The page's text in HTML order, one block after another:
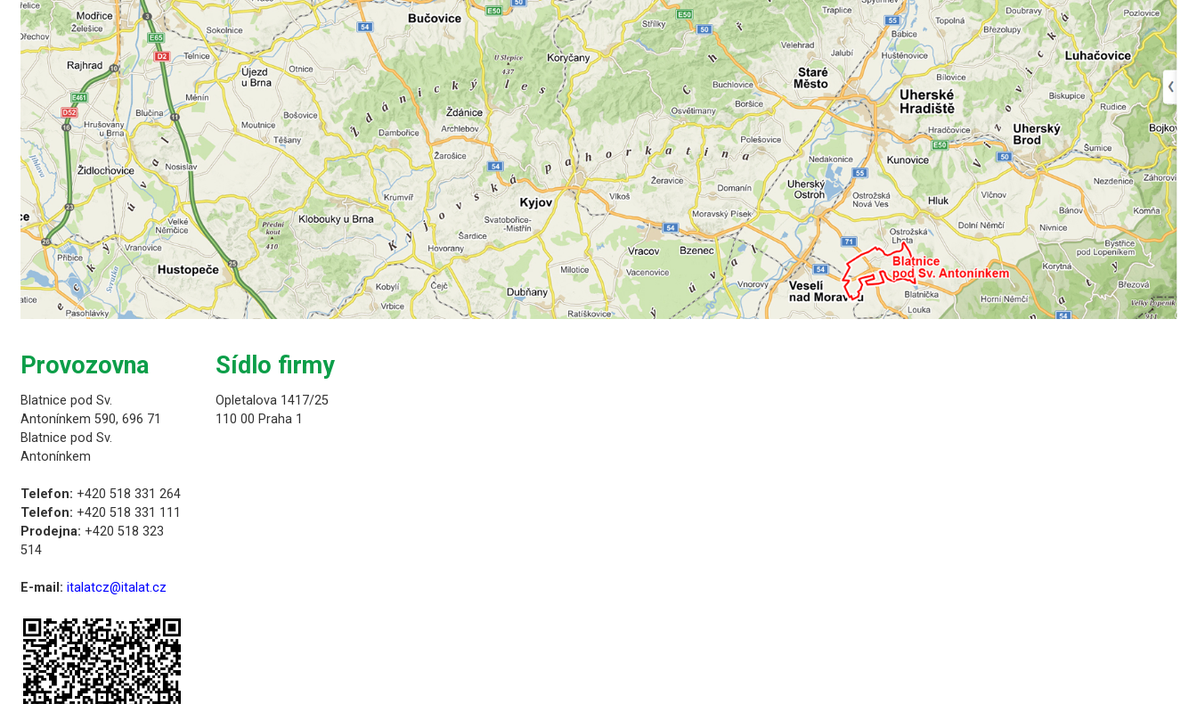
Provozovna
Blatnice pod Sv.
Antonínkem 590, 696 71
Blatnice pod Sv.
Antonínkem
Telefon: +420 518 331 264
Telefon: +420 518 331 111
Prodejna: +420 518 323
514
E-mail: italatcz@italat.cz
Sídlo firmy
Opletalova 1417/25
110 00 Praha 1